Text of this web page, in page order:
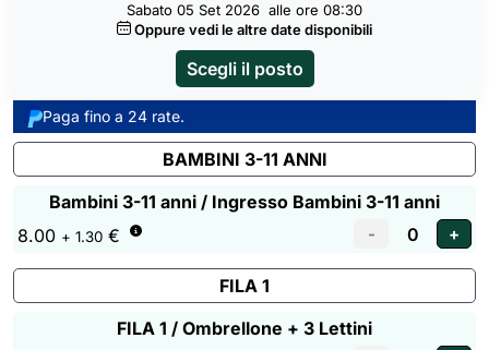
Sabato 05 Set 2026 alle ore 08:30
Oppure vedi le altre date disponibili
Scegli il posto
Paga fino a 24 rate.
BAMBINI 3-11 ANNI
Bambini 3-11 anni / Ingresso Bambini 3-11 anni
8.00 + 1.30 €
FILA 1
FILA 1 / Ombrellone + 3 Lettini